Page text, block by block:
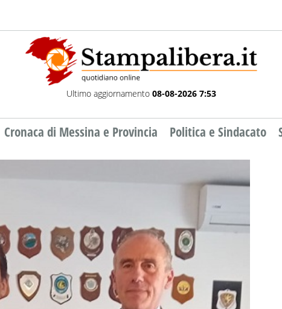
Ultimo aggiornamento 08-08-2026 7:53
Cronaca di Messina e Provincia Politica e Sindacato